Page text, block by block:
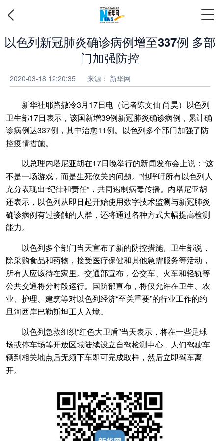
以色列新冠肺炎确诊病例增至337例 多部
门加强防控
2020-03-18 12:20:35 来源： 新华网
新华社耶路撒冷3月17日电（记者陈文仙 尚昊）以色列
卫生部17日表示，该国新增39例新冠肺炎确诊病例，累计确
诊病例达337例，其中治愈11例。以色列多个部门加强了防
控疫情措施。
以总理内塔尼亚胡在17日晚举行的新闻发布会上说：“这
不是一场游戏，而是生死攸关的问题。”他呼吁所有以色列人
充分表现出“纪律和责任”，共同遏制病毒传播。内塔尼亚胡
还表示，以色列从即日起开始使用数字技术监测与新冠肺炎
确诊病例有过接触的人群，还将通过各种方式大幅提高检测
能力。
以色列多个部门当天宣布了新的防控措施。卫生部说，
除采购食品和药物，接受医疗保健和其他急需服务等活动，
所有人应该待在家里。交通部宣布，公交车、火车和轻轨等
公共交通将分时段运行。国防部宣布，将仅允许在卫生、农
业、护理、建筑等对以色列经济“至关重要”的行业工作的约
旦河西岸巴勒斯坦工人入境。
以色列急救组织“红色大卫盾”当天表示，将在一些足球
场或停车场等开放区域陆续设立自驾检测中心，人们驾驶车
辆到相关地点后无须下车即可完成取样，然后立即驾车离
开。